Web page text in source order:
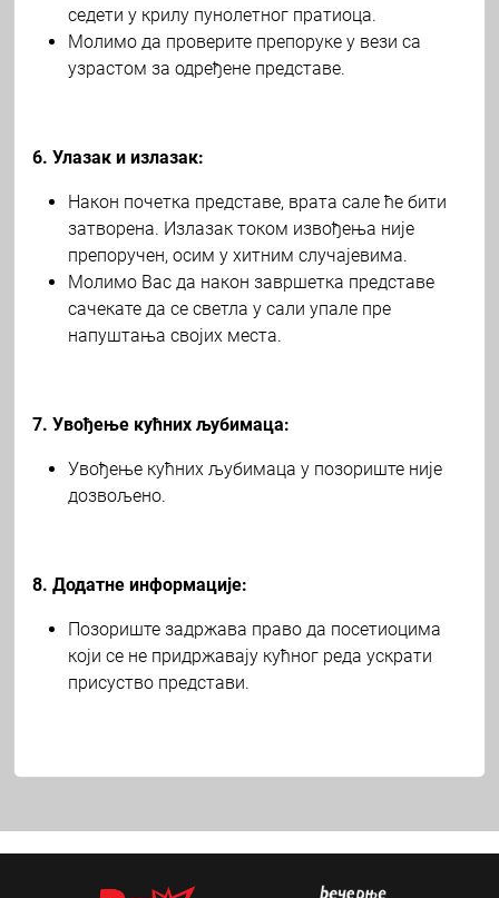
седети у крилу пунолетног пратиоца.
Молимо да проверите препоруке у вези са
узрастом за одређене представе.
6. Улазак и излазак:
Након почетка представе, врата сале ће бити
затворена. Излазак током извођења није
препоручен, осим у хитним случајевима.
Молимо Вас да након завршетка представе
сачекате да се светла у сали упале пре
напуштања својих места.
7. Увођење кућних љубимаца:
Увођење кућних љубимаца у позориште није
дозвољено.
8. Додатне информације:
Позориште задржава право да посетиоцима
који се не придржавају кућног реда ускрати
присуство представи.